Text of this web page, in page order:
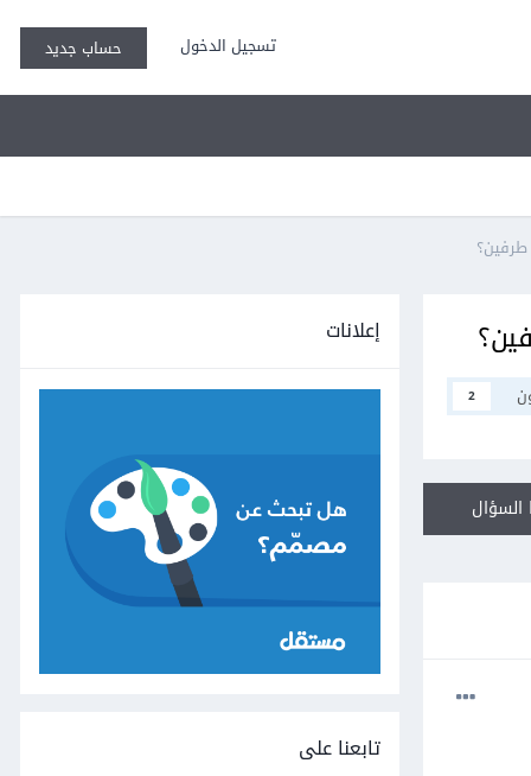
تسجيل الدخول حساب جديد
2
إعلانات
تابعنا على